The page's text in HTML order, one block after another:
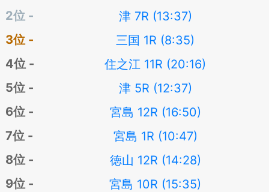
津 7R (13:37)
三国 1R (8:35)
住之江 11R (20:16)
津 5R (12:37)
宮島 12R (16:50)
宮島 1R (10:47)
徳山 12R (14:28)
宮島 10R (15:35)